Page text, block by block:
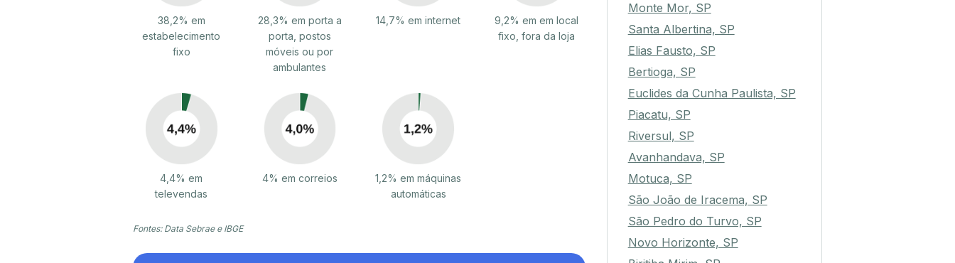
38,2% em
estabelecimento
fixo
28,3% em porta a
porta, postos
móveis ou por
ambulantes
14,7% em internet
9,2% em em local
fixo, fora da loja
4,4% em
televendas
4% em correios
1,2% em máquinas
automáticas
Fontes: Data Sebrae e IBGE
Monte Mor, SP
Santa Albertina, SP
Elias Fausto, SP
Bertioga, SP
Euclides da Cunha Paulista, SP
Piacatu, SP
Riversul, SP
Avanhandava, SP
Motuca, SP
São João de Iracema, SP
São Pedro do Turvo, SP
Novo Horizonte, SP